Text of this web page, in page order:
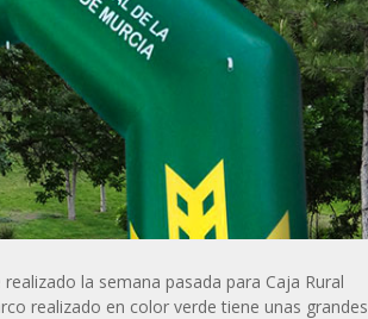
la semana pasada para Caja Rural
realizado en color verde tiene unas grandes